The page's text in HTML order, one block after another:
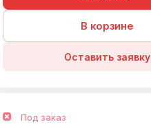
В корзине
Оставить заявку
Под заказ